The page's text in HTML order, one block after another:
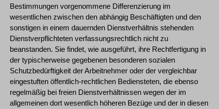
Bestimmungen vorgenommene Differenzierung im
wesentlichen zwischen den abhängig Beschäftigten und den
sonstigen in einem dauernden Dienstverhältnis stehenden
Dienstverpflichteten verfassungsrechtlich nicht zu
beanstanden. Sie findet, wie ausgeführt, ihre Rechtfertigung in
der typischerweise gegebenen besonderen sozialen
Schutzbedürftigkeit der Arbeitnehmer oder der vergleichbar
eingestuften öffentlich-rechtlichen Bediensteten, die ebenso
regelmäßig bei freien Dienstverhältnissen wegen der im
allgemeinen dort wesentlich höheren Bezüge und der in diesen